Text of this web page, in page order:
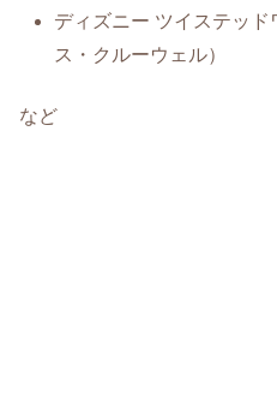
ディズニー ツイステッ
ス・クルーウェル）
など